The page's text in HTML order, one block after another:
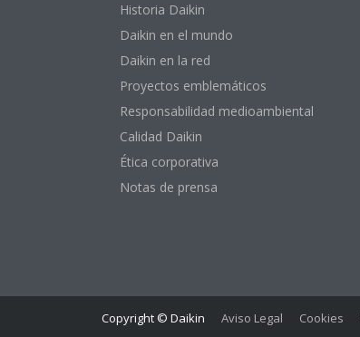
Historia Daikin
Daikin en el mundo
Daikin en la red
Proyectos emblemáticos
Responsabilidad medioambiental
Calidad Daikin
Ética corporativa
Notas de prensa
Copyright © Daikin Aviso Legal Cookies